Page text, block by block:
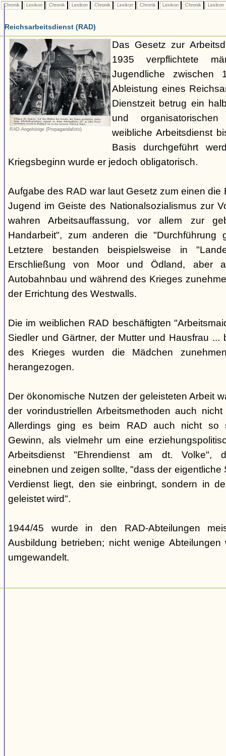
Chronik Lexikon Chronik Lexikon Chronik Lexikon Chronik Lexikon Chronik Lexikon
Reichsarbeitsdienst (RAD)
RAD-Angehörige (Propagandafoto)
Das Gesetz zur
1935 verpflichtete
Jugendliche
Ableistung eines
Dienstzeit betrug ein
und
weibliche Arbeitsdienst
Basis durchgeführt
Kriegsbeginn wurde er jedoch obligatorisch.
Aufgabe des RAD war laut Gesetz zum einen
Jugend im Geiste des Nationalsozialismus zur
wahren Arbeitsauffassung, vor allem zur
Handarbeit", zum anderen die "Durchführung
Letztere bestanden beispielsweise in
Erschließung von Moor und Ödland, aber
Autobahnbau und während des Krieges
der Errichtung des Westwalls.
Die im weiblichen RAD beschäftigten
Siedler und Gärtner, der Mutter und Hausfrau ...
des Krieges wurden die Mädchen
herangezogen.
Der ökonomische Nutzen der geleisteten Arbeit
der vorindustriellen Arbeitsmethoden auch
Allerdings ging es beim RAD auch nicht so
Gewinn, als vielmehr um eine
Arbeitsdienst "Ehrendienst am dt. Volke",
einebnen und zeigen sollte, "dass der eigentliche
Verdienst liegt, den sie einbringt, sondern in
geleistet wird".
1944/45 wurde in den RAD-Abteilungen
Ausbildung betrieben; nicht wenige
umgewandelt.